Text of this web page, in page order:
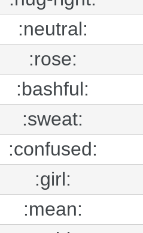
:neutral:
:rose:
:bashful:
:sweat:
:confused:
:girl:
:mean: